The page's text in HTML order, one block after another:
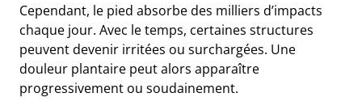
Cependant, le pied absorbe des milliers d’impacts
chaque jour. Avec le temps, certaines structures
peuvent devenir irritées ou surchargées. Une
douleur plantaire peut alors apparaître
progressivement ou soudainement.